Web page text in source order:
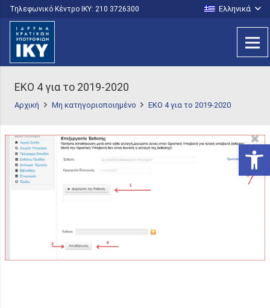
Τηλεφωνικό Κέντρο IKY: 210 3726300 Ελληνικά
ΕΚΟ 4 για το 2019-2020
Αρχική Μη κατηγοριοποιημένο ΕΚΟ 4 για το 2019-2020